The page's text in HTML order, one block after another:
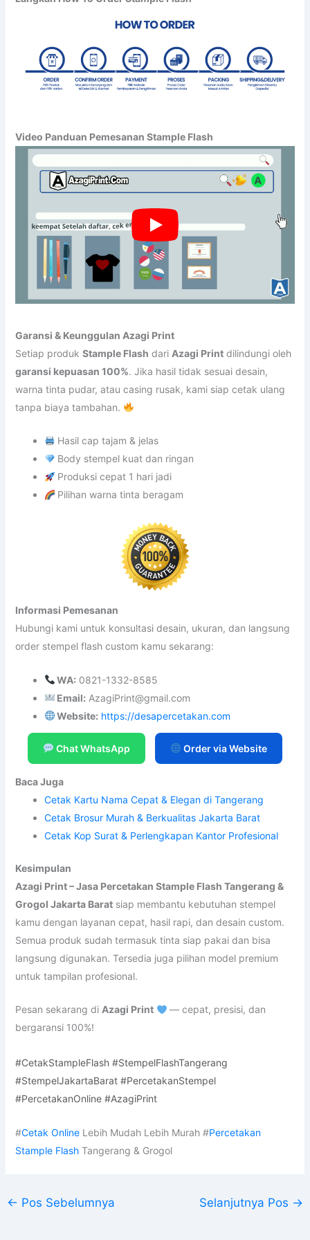
Video Panduan Pemesanan Stample Flash
Garansi & Keunggulan Azagi Print
Setiap produk Stample Flash dari Azagi Printdilindungi oleh
garansi kepuasan 100%. Jika hasil tidak sesuai desain,
warna tinta pudar, atau casing rusak, kami siap cetak ulang
tanpa biaya tambahan.
Hasil cap tajam & jelas
Body stempel kuat dan ringan
Produksi cepat 1 hari jadi
Pilihan warna tinta beragam
Informasi Pemesanan
Hubungi kami untuk konsultasi desain, ukuran, dan langsung
order stempel flash custom kamu sekarang:
WA: 0821-1332-8585
Email: AzagiPrint@gmail.com
Website: https://desapercetakan.com
Chat WhatsApp Order via Website
Baca Juga
Cetak Kartu Nama Cepat & Elegan di Tangerang
Cetak Brosur Murah & Berkualitas Jakarta Barat
Cetak Kop Surat & Perlengkapan Kantor Profesional
Kesimpulan
Azagi Print – Jasa Percetakan Stample Flash Tangerang &
Grogol Jakarta Baratsiap membantu kebutuhan stempel
kamu dengan layanan cepat, hasil rapi, dan desain custom.
Semua produk sudah termasuk tinta siap pakai dan bisa
langsung digunakan. Tersedia juga pilihan model premium
untuk tampilan profesional.
Pesan sekarang di Azagi Print
— cepat, presisi, dan
bergaransi 100%!
#CetakStampleFlash #StempelFlashTangerang
#StempelJakartaBarat #PercetakanStempel
#PercetakanOnline #AzagiPrint
#Cetak OnlineLebih Mudah Lebih Murah #Percetakan
Stample Flash Tangerang & Grogol
← Pos Sebelumnya Selanjutnya Pos →